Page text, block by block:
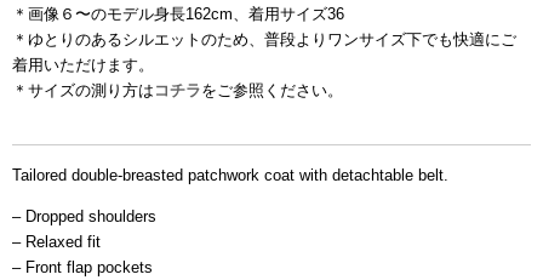
＊画像６〜のモデル身長162cm、着用サイズ36
＊ゆとりのあるシルエットのため、普段よりワンサイズ下でも快適にご
着用いただけます。
＊サイズの測り方は コチラをご参照ください。
Tailored double-breasted patchwork coat with detachtable belt.
– Dropped shoulders
– Relaxed fit
– Front flap pockets